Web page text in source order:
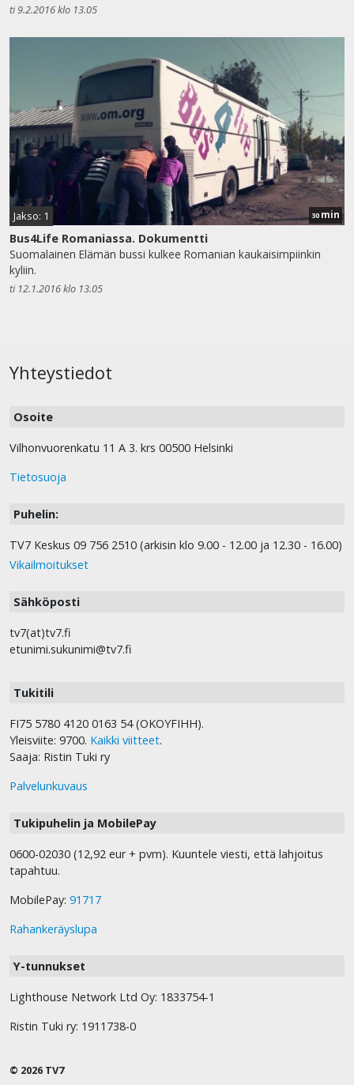
ti 9.2.2016 klo 13.05
Jakso: 1 30min
Bus4Life Romaniassa. Dokumentti
Suomalainen Elämän bussi kulkee Romanian kaukaisimpiinkin
kyliin.
ti 12.1.2016 klo 13.05
Yhteystiedot
Osoite
Vilhonvuorenkatu 11 A 3. krs 00500 Helsinki
Tietosuoja
Puhelin:
TV7 Keskus 09 756 2510 (arkisin klo 9.00 - 12.00 ja 12.30 - 16.00)
Vikailmoitukset
Sähköposti
tv7(at)tv7.fi
etunimi.sukunimi@tv7.fi
Tukitili
FI75 5780 4120 0163 54 (OKOYFIHH).
Yleisviite: 9700. Kaikki viitteet.
Saaja: Ristin Tuki ry
Palvelunkuvaus
Tukipuhelin ja MobilePay
0600-02030 (12,92 eur + pvm). Kuuntele viesti, että lahjoitus
tapahtuu.
MobilePay: 91717
Rahankeräyslupa
Y-tunnukset
Lighthouse Network Ltd Oy: 1833754-1
Ristin Tuki ry: 1911738-0
© 2026 TV7